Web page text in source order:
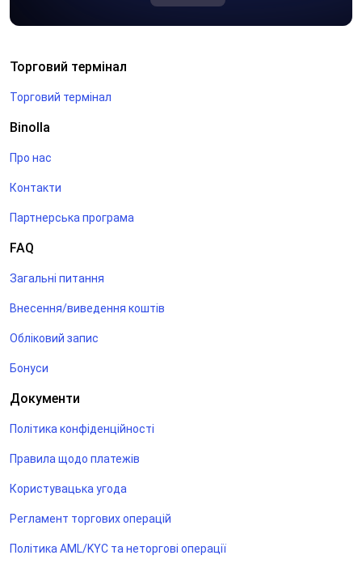
Торговий термінал
Торговий термінал
Binolla
Про нас
Контакти
Партнерська програма
FAQ
Загальні питання
Внесення/виведення коштів
Обліковий запис
Бонуси
Документи
Політика конфіденційності
Правила щодо платежів
Користувацька угода
Регламент торгових операцій
Політика AML/KYC та неторгові операції